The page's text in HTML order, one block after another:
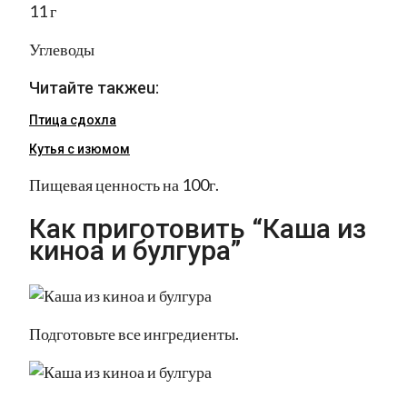
11 г
Углеводы
Читайте такжеu:
Птица сдохла
Кутья с изюмом
Пищевая ценность на 100г.
Как приготовить “Каша из
киноа и булгура”
Подготовьте все ингредиенты.